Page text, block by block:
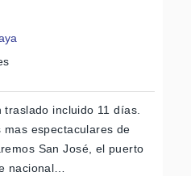
incluido 11 días.
espectaculares de
San José, el puerto
nacional…